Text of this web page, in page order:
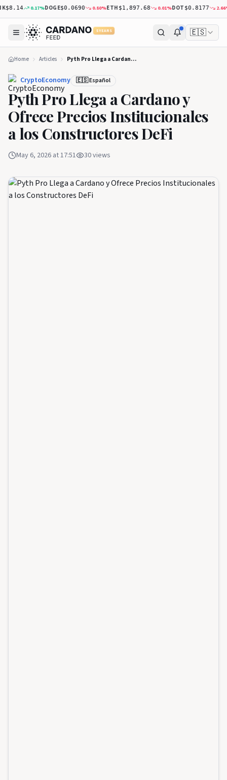
0.17%DOGE$0.0690 0.80%ETH$1,897.68 0.01%DOT$0.8177 2.66%
5 YEARS 🇪🇸
Home Articles Pyth Pro Llega a Cardano y Ofrece Precios Institucionales a los Constructores DeFi
CryptoEconomy 🇪🇸 Español
Pyth Pro Llega a Cardano y
Ofrece Precios Institucionales
a los Constructores DeFi
May 6, 2026 at 17:51 30views